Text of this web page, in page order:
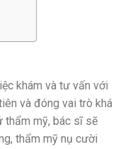
khám và tư vấn với
và đóng vai trò khá
thẩm mỹ, bác sĩ sẽ
thẩm mỹ nụ cười